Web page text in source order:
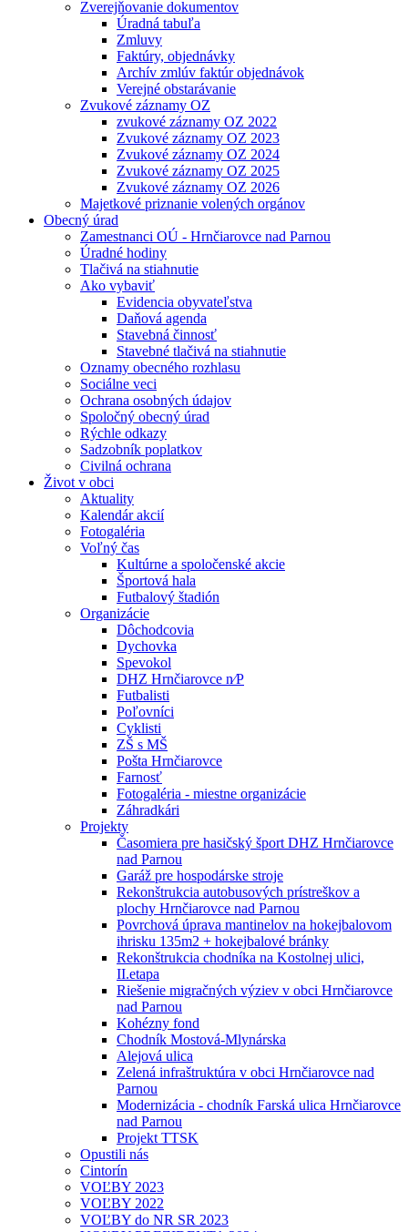
Zverejňovanie dokumentov
Úradná tabuľa
Zmluvy
Faktúry, objednávky
Archív zmlúv faktúr objednávok
Verejné obstarávanie
Zvukové záznamy OZ
zvukové záznamy OZ 2022
Zvukové záznamy OZ 2023
Zvukové záznamy OZ 2024
Zvukové záznamy OZ 2025
Zvukové záznamy OZ 2026
Majetkové priznanie volených orgánov
Obecný úrad
Zamestnanci OÚ - Hrnčiarovce nad Parnou
Úradné hodiny
Tlačivá na stiahnutie
Ako vybaviť
Evidencia obyvateľstva
Daňová agenda
Stavebná činnosť
Stavebné tlačivá na stiahnutie
Oznamy obecného rozhlasu
Sociálne veci
Ochrana osobných údajov
Spoločný obecný úrad
Rýchle odkazy
Sadzobník poplatkov
Civilná ochrana
Život v obci
Aktuality
Kalendár akcií
Fotogaléria
Voľný čas
Kultúrne a spoločenské akcie
Športová hala
Futbalový štadión
Organizácie
Dôchodcovia
Dychovka
Spevokol
DHZ Hrnčiarovce n⁄P
Futbalisti
Poľovníci
Cyklisti
ZŠ s MŠ
Pošta Hrnčiarovce
Farnosť
Fotogaléria - miestne organizácie
Záhradkári
Projekty
Časomiera pre hasičský šport DHZ Hrnčiarovce
nad Parnou
Garáž pre hospodárske stroje
Rekonštrukcia autobusových prístreškov a
plochy Hrnčiarovce nad Parnou
Povrchová úprava mantinelov na hokejbalovom
ihrisku 135m2 + hokejbalové bránky
Rekonštrukcia chodníka na Kostolnej ulici,
II.etapa
Riešenie migračných výziev v obci Hrnčiarovce
nad Parnou
Kohézny fond
Chodník Mostová-Mlynárska
Alejová ulica
Zelená infraštruktúra v obci Hrnčiarovce nad
Parnou
Modernizácia - chodník Farská ulica Hrnčiarovce
nad Parnou
Projekt TTSK
Opustili nás
Cintorín
VOĽBY 2023
VOĽBY 2022
VOĽBY do NR SR 2023